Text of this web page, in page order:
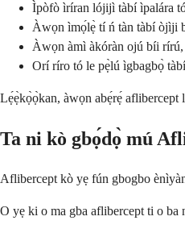
Ìpòfò ìríran lójijì tàbí ìpalára
Àwọn ìmọ́lẹ̀ tí ń tàn tàbí òjìji
Àwọn àmì àkóràn ojú bíi
Orí ríro tó le pẹ̀lú ìgbagbọ̀
Lẹ́ẹ̀kọ̀ọ̀kan, àwọn abẹ́rẹ́
Ta ni kò gbọ́dọ̀ mú
Aflibercept kò yẹ fún gbogbo
O yẹ ki o ma gba aflibercept ti o